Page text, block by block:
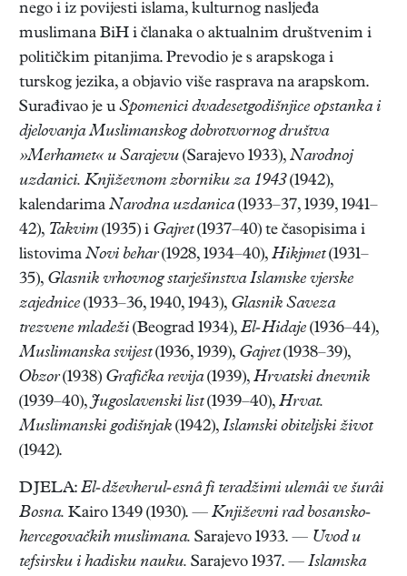
nego i iz povijesti islama, kulturnog nasljeđa
muslimana BiH i članaka o aktualnim društvenim i
političkim pitanjima. Prevodio je s arapskoga i
turskog jezika, a objavio više rasprava na arapskom.
Surađivao je u Spomenici dvadesetgodišnjice opstanka i
djelovanja Muslimanskog dobrotvornog društva
»Merhamet« u Sarajevu (Sarajevo 1933), Narodnoj
uzdanici. Književnom zborniku za 1943(1942),
kalendarima Narodna uzdanica(1933–37, 1939, 1941–
42), Takvim (1935) i Gajret(1937–40) te časopisima i
listovima Novi behar(1928, 1934–40), Hikjmet(1931–
35), Glasnik vrhovnog starješinstva Islamske vjerske
zajednice (1933–36, 1940, 1943), Glasnik Saveza
trezvene mladeži (Beograd 1934), El-Hidaje (1936–44),
Muslimanska svijest(1936, 1939), Gajret(1938–39),
Obzor(1938) Grafička revija(1939), Hrvatski dnevnik
(1939–40), Jugoslavenski list(1939–40), Hrvat.
Muslimanski godišnjak (1942), Islamski obiteljski život
(1942).
DJELA: El-dževherul-esnâ fi teradžimi ulemâi ve šurâi
Bosna. Kairo 1349 (1930). — Književni rad bosansko-
hercegovačkih muslimana. Sarajevo 1933. — Uvod u
tefsirsku i hadisku nauku. Sarajevo 1937. — Islamska